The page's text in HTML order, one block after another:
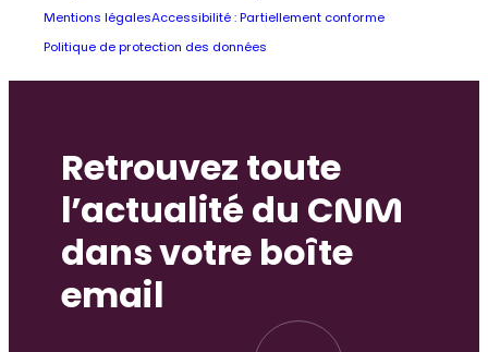
Mentions légalesAccessibilité : Partiellement conforme
Politique de protection des données
Retrouvez toute
l’actualité du CNM
dans votre boîte
email